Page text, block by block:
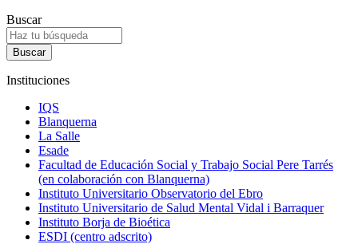
Buscar
Instituciones
IQS
Blanquerna
La Salle
Esade
Facultad de Educación Social y Trabajo Social Pere Tarrés
(en colaboración con Blanquerna)
Instituto Universitario Observatorio del Ebro
Instituto Universitario de Salud Mental Vidal i Barraquer
Instituto Borja de Bioética
ESDI (centro adscrito)